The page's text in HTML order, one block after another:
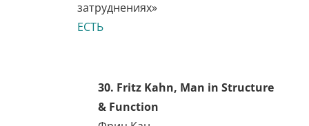
ЕСТЬ
Reflections on a National
Epidemic